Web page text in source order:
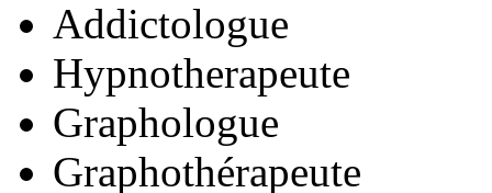
Addictologue
Hypnotherapeute
Graphologue
Graphothérapeute